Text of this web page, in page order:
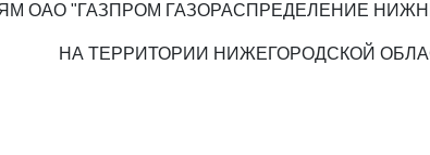
ОАО "ГАЗПРОМ ГАЗОРАСПРЕДЕЛЕНИЕ
НА ТЕРРИТОРИИ НИЖЕГОРОДСКОЙ